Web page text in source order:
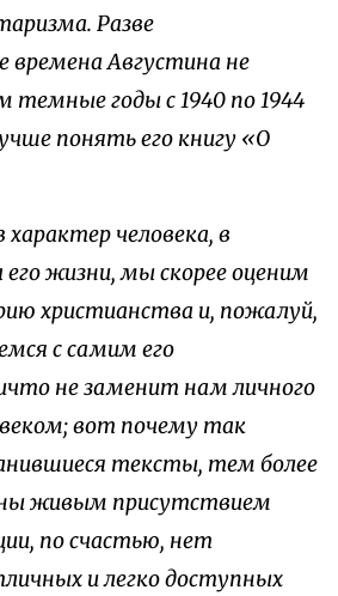
Разве
времена Августина не
годы с 1940 по 1944
понять его книгу «О
человека, в
жизни, мы скорее оценим
христианства и, пожалуй,
с самим его
не заменит нам личного
вот почему так
тексты, тем более
живым присутствием
по счастью, нет
и легко доступных